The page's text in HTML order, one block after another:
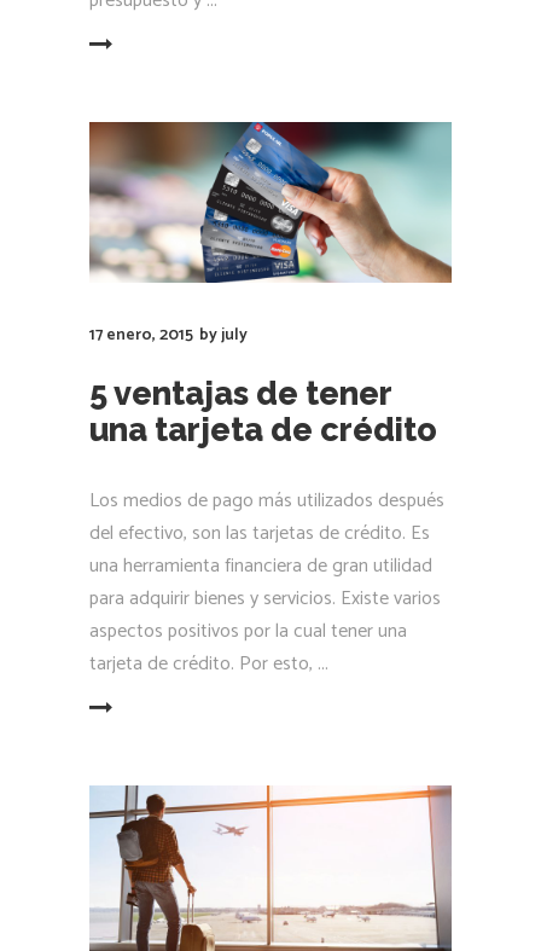
17 enero, 2015 byjuly
5 ventajas de tener
una tarjeta de crédito
Los medios de pago más utilizados después
del efectivo, son las tarjetas de crédito. Es
una herramienta financiera de gran utilidad
para adquirir bienes y servicios. Existe varios
aspectos positivos por la cual tener una
tarjeta de crédito. Por esto,